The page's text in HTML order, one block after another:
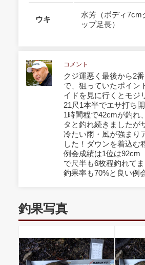
ウキ
水芳（ボディ7cm
ップ足長）
コメント
クジ運悪く最後から2
で、狙っていたポイン
イドを見に行くとモジ
21尺1本半でエサ打ち開
1時間程で42cmが釣れ
タと釣れ続きましたが
冷たい雨・風が強まり
した！ダウンを着込む
例会成績は1位は92cm
で尺半も6枚程釣れてま
釣果率も70%と良い例
釣果写真